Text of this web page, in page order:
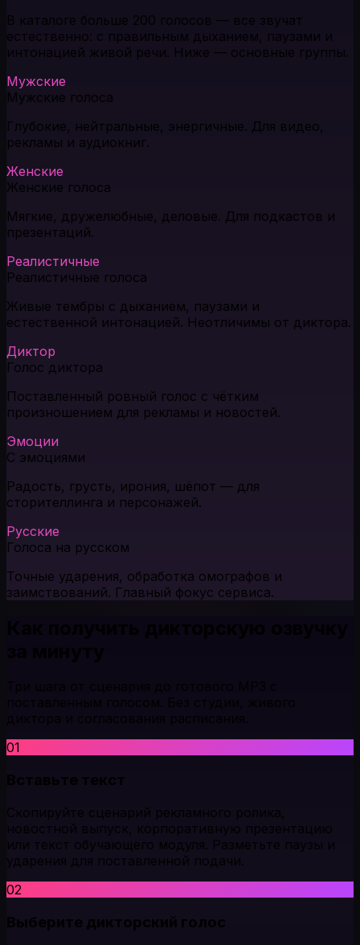
В каталоге больше 200 голосов — все звучат
естественно: с правильным дыханием, паузами и
интонацией живой речи. Ниже — основные группы.
Мужские
Мужские голоса
Глубокие, нейтральные, энергичные. Для видео,
рекламы и аудиокниг.
Женские
Женские голоса
Мягкие, дружелюбные, деловые. Для подкастов и
презентаций.
Реалистичные
Реалистичные голоса
Живые тембры с дыханием, паузами и
естественной интонацией. Неотличимы от диктора.
Диктор
Голос диктора
Поставленный ровный голос с чётким
произношением для рекламы и новостей.
Эмоции
С эмоциями
Радость, грусть, ирония, шёпот — для
сторителлинга и персонажей.
Русские
Голоса на русском
Точные ударения, обработка омографов и
заимствований. Главный фокус сервиса.
01
Вставьте текст
Скопируйте сценарий рекламного ролика,
новостной выпуск, корпоративную презентацию
или текст обучающего модуля. Разметьте паузы и
ударения для поставленной подачи.
02
Выберите дикторский голос